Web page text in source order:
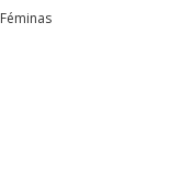
Féminas